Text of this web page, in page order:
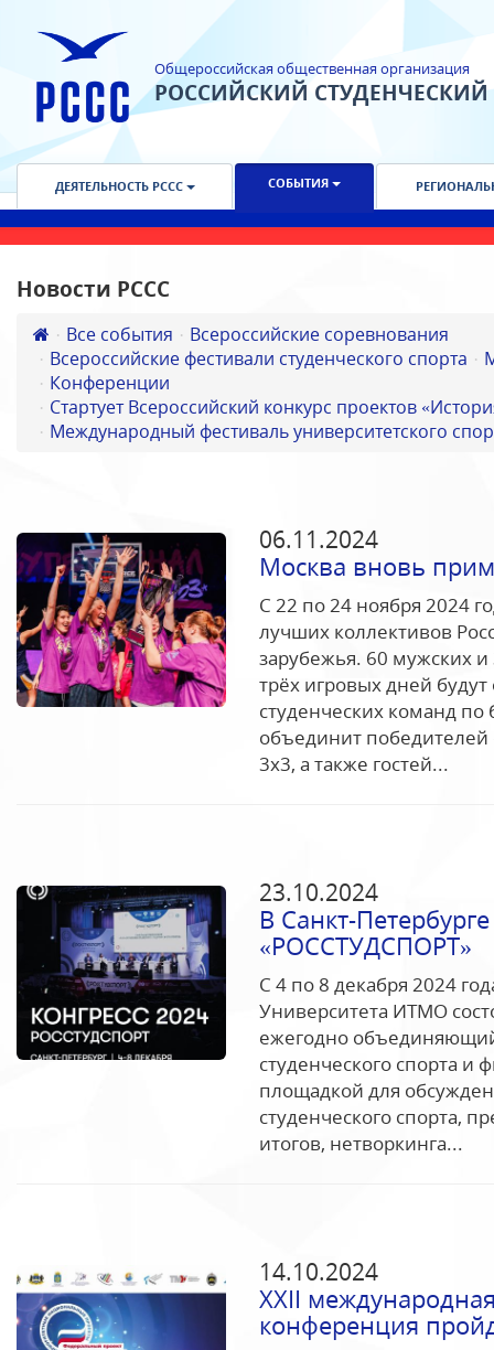
Общероссийская общественная организация
РОССИЙСКИЙ
ДЕЯТЕЛЬНОСТЬ РССС СОБЫТИЯ
Новости РССС
Все события
Всероссийские соревнования
Всероссийские фестивали студенческого спорта
Конференции
Стартует Всероссийский конкурс проектов
Международный фестиваль университетского
06.11.2024
Москва вновь
С 22 по 24 ноября 2024
лучших коллективов
зарубежья. 60 мужских
трёх игровых дней
студенческих команд
объединит
3x3, а также гостей...
23.10.2024
В Санкт-
«РОССТУДСПОРТ»
С 4 по 8 декабря 2024
Университета ИТМО
ежегодно
студенческого спорта и
площадкой для
студенческого спорта,
итогов, нетворкинга...
14.10.2024
XXII
конференция